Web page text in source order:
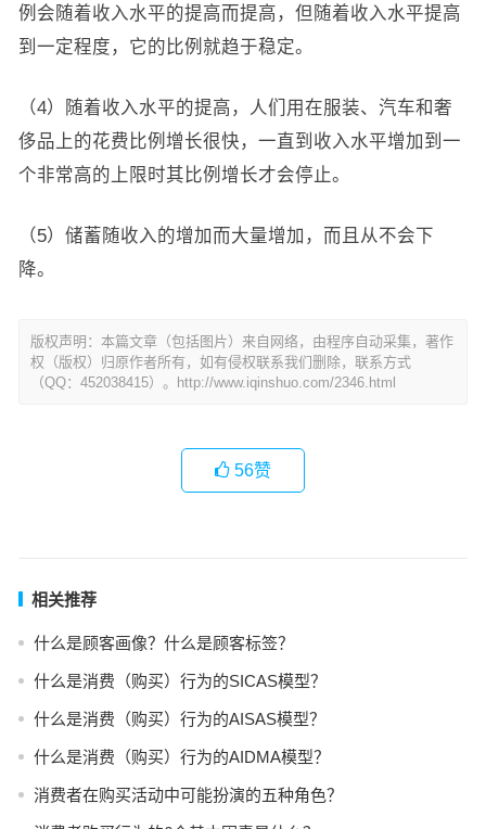
例会随着收入水平的提高而提高，但随着收入水平提高
到一定程度，它的比例就趋于稳定。
（4）随着收入水平的提高，人们用在服装、汽车和奢
侈品上的花费比例增长很快，一直到收入水平增加到一
个非常高的上限时其比例增长才会停止。
（5）储蓄随收入的增加而大量增加，而且从不会下
降。
版权声明：本篇文章（包括图片）来自网络，由程序自动采集，著作
权（版权）归原作者所有，如有侵权联系我们删除，联系方式
（QQ：452038415）。http://www.iqinshuo.com/2346.html
56赞
相关推荐
什么是顾客画像？什么是顾客标签？
什么是消费（购买）行为的SICAS模型？
什么是消费（购买）行为的AISAS模型？
什么是消费（购买）行为的AIDMA模型？
消费者在购买活动中可能扮演的五种角色？